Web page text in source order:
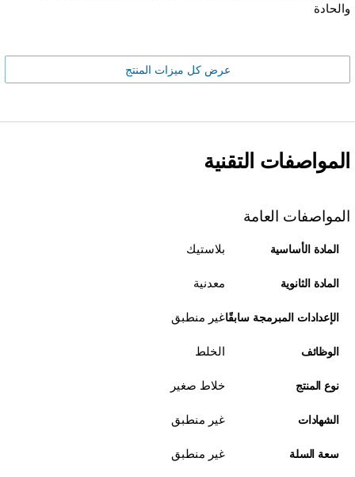
والحادة
عرض كل ميزات المنتج
المواصفات التقنية
المواصفات العامة
المادة الأساسية بلاستيك
المادة الثانوية معدنية
الإعدادات المبرمجة سابقًاغير منطبق
الوظائف الخلط
نوع المنتج خلاط صغير
الشهادات غير منطبق
سعة السلة غير منطبق